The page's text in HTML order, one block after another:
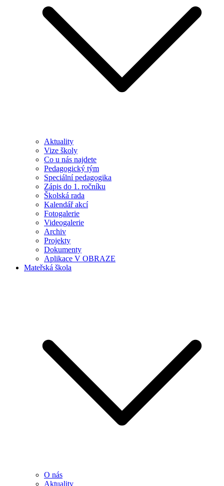
Aktuality
Vize školy
Co u nás najdete
Pedagogický tým
Speciální pedagogika
Zápis do 1. ročníku
Školská rada
Kalendář akcí
Fotogalerie
Videogalerie
Archiv
Projekty
Dokumenty
Aplikace V OBRAZE
Mateřská škola
O nás
Aktuality